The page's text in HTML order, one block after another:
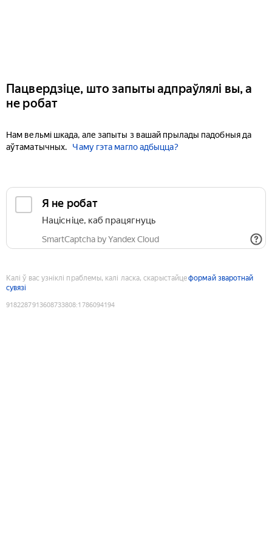
Пацвердзіце, што запыты адпраўлялі вы, а
не робат
Нам вельмі шкада, але запыты з вашай прылады падобныя да
аўтаматычных.
Чаму гэта магло адбыцца?
Я не робат
Націсніце, каб працягнуць
SmartCaptcha by Yandex Cloud
Калі ў вас узніклі праблемы, калі ласка, скарыстайцеформай зваротнай
сувязі
9182287913608733808:1786094194